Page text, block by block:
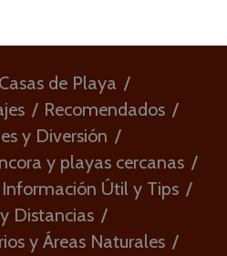
Casas de Playa
Recomendados
y Diversión
y playas cercanas
Información Útil y Tips
Distancias
y Áreas Naturales